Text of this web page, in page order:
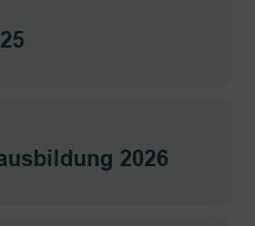
2026